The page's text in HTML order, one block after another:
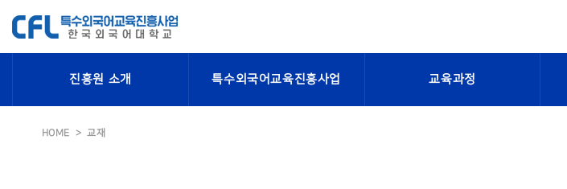
진흥원 소개 특수외국어교육진흥사업 교육과정
HOME 교재